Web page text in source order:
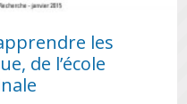
les
de l’école